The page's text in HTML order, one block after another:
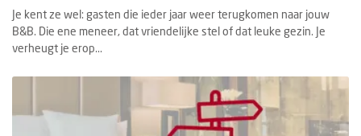
Je kent ze wel: gasten die ieder jaar weer terugkomen naar jouw
B&B. Die ene meneer, dat vriendelijke stel of dat leuke gezin. Je
verheugt je erop...